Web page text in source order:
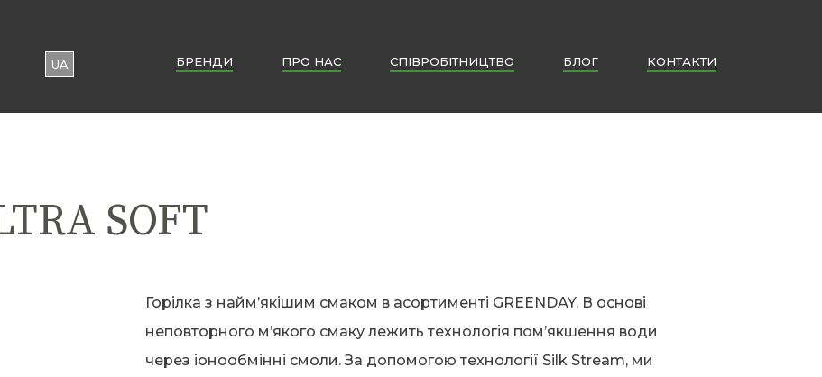
UA
PL
БРЕНДИ ПРО НАС CПІВРОБІТНИЦТВО БЛОГ КОНТАКТИ
SOFT
Горілка з найм’якішим смаком в асортименті GREENDAY. В основі
неповторного м’якого смаку лежить технологія пом’якшення води
через іонообмінні смоли. За допомогою технології Silk Stream, ми